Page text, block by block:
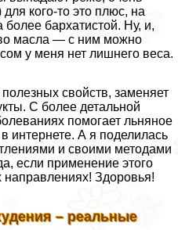
кого-то это плюс, на
бархатистой. Ну, и,
масла — с ним можно
у меня нет лишнего веса.
свойств, заменяет
С более детальной
помогает льняное
интернете. А я поделилась
и своими методами
если применение этого
Здоровья!
– реальные